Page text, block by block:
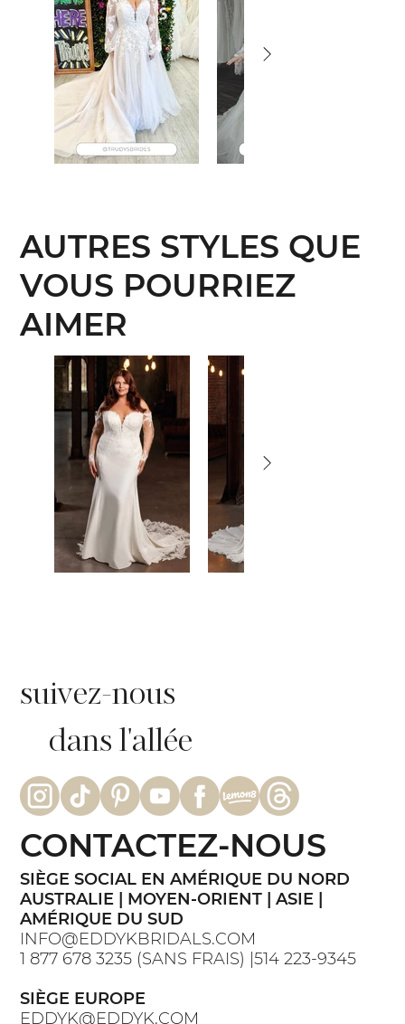
AUTRES STYLES QUE
VOUS POURRIEZ
AIMER
suivez-nous
dans l'allée
SIÈGE SOCIAL EN AMÉRIQUE DU NORD
AUSTRALIE | MOYEN-ORIENT | ASIE |
AMÉRIQUE DU SUD
INFO@EDDYKBRIDALS.COM
1 877 678 3235 (SANS FRAIS) |514 223-9345
SIÈGE EUROPE
EDDYK@EDDYK.COM
CONTACTEZ-NOUS